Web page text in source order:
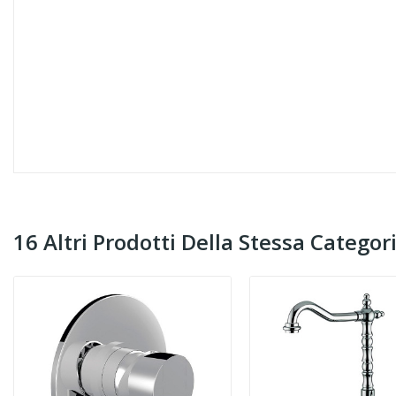
16 Altri Prodotti Della Stessa